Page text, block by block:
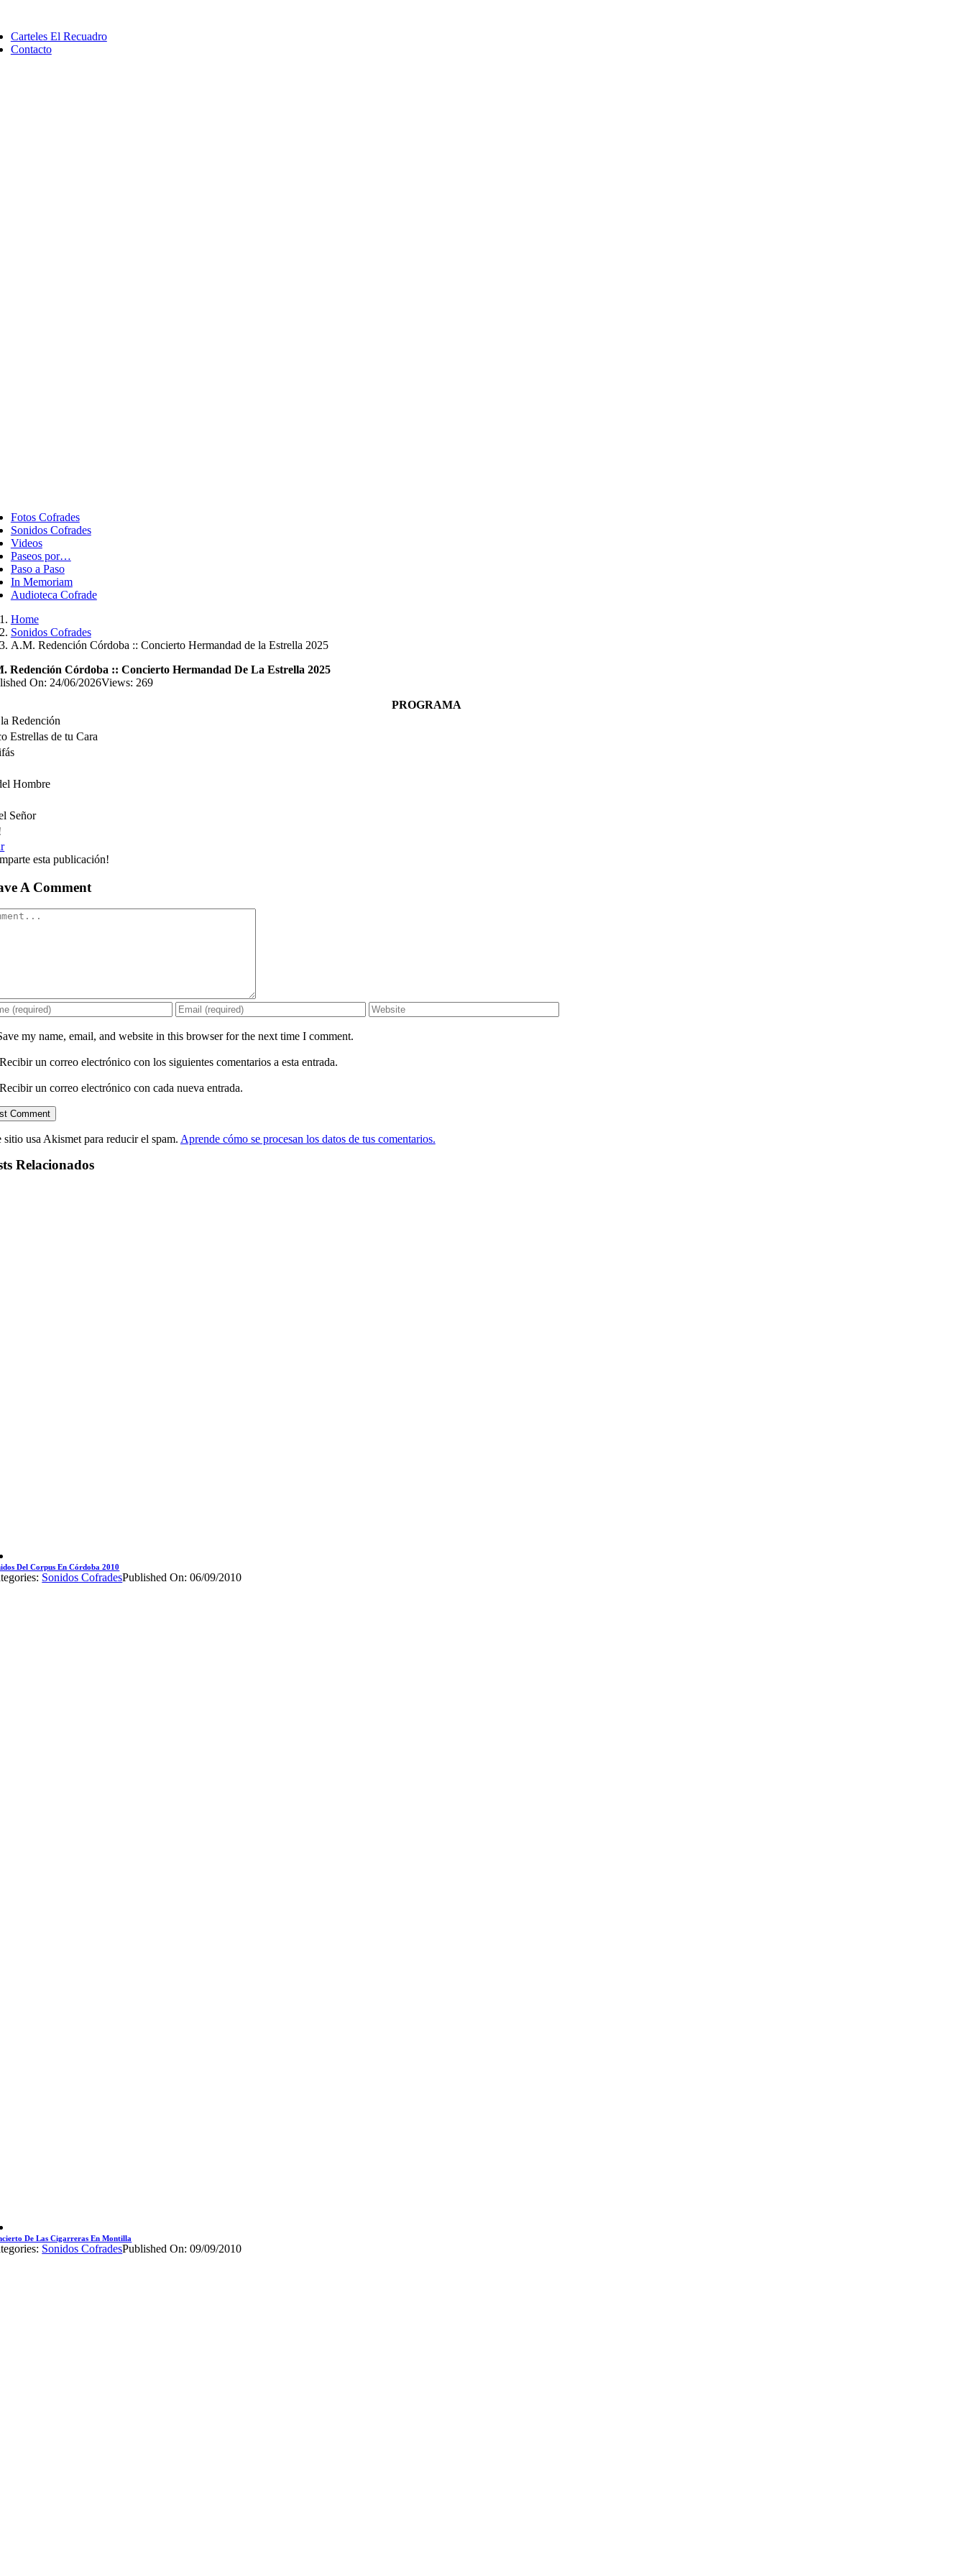
contenido
Carteles El Recuadro
Contacto
Fotos Cofrades
Sonidos Cofrades
Videos
Paseos por…
Paso a Paso
In Memoriam
Audioteca Cofrade
Home
Sonidos Cofrades
A.M. Redención Córdoba :: Concierto Hermandad de la Estrella 2025
Redención Córdoba :: Concierto Hermandad De La Estrella 2025
On: 24/06/2026Views: 269
PROGRAMA
Redención
Estrellas de tu Cara
Hombre
Señor
esta publicación!
A Comment
my name, email, and website in this browser for the next time I comment.
un correo electrónico con los siguientes comentarios a esta entrada.
un correo electrónico con cada nueva entrada.
sitio usa Akismet para reducir el spam. Aprende cómo se procesan los datos de tus comentarios.
Relacionados
Del Corpus En Córdoba 2010
Sonidos CofradesPublished On: 06/09/2010
De Las Cigarreras En Montilla
Sonidos CofradesPublished On: 09/09/2010